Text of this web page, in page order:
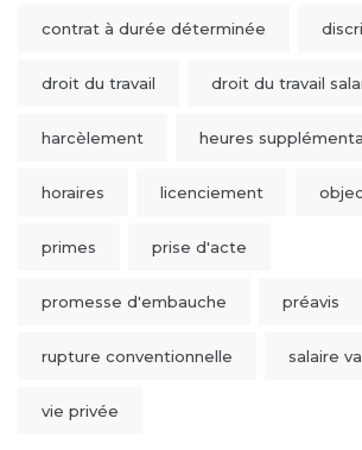
contrat à durée déterminée
droit du travail droit du travail
harcèlement heures
horaires licenciement
primes prise d'acte
promesse d'embauche préavis
rupture conventionnelle salaire
vie privée